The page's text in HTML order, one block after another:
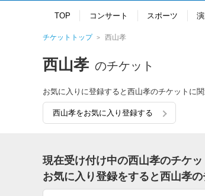
TOP コンサート スポーツ
チケットトップ 西山孝
西山孝 のチケット
お気に入りに登録すると西山孝のチケットに
西山孝をお気に入り登録する
現在受け付け中の西山孝のチケッ
お気に入り登録をすると西山孝